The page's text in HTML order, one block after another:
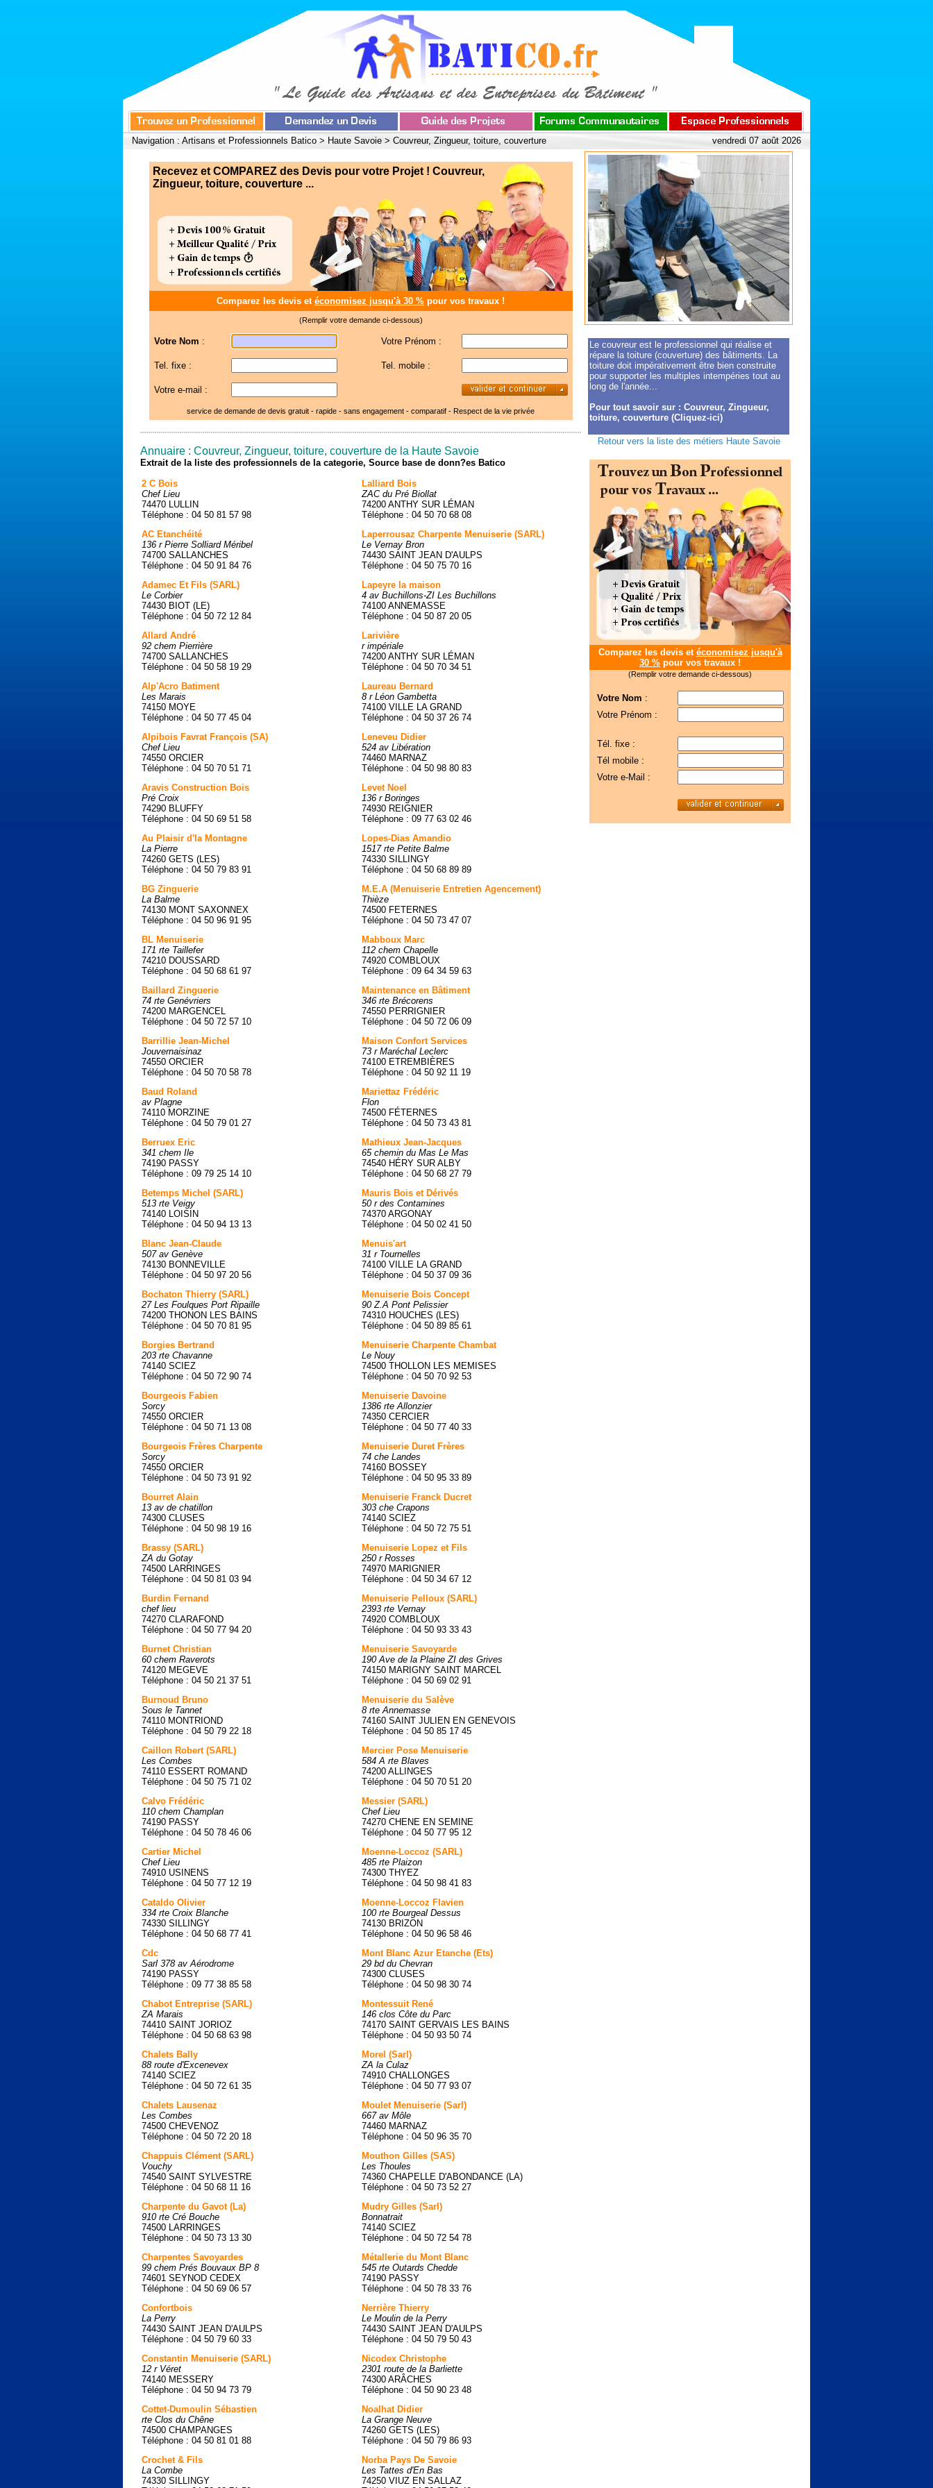
Navigation : Artisans et Professionnels Batico > Haute Savoie > Couvreur, Zingueur, toiture, couverture vendredi 07 août 2026
Recevez et COMPAREZ des Devis pour votre Projet ! Couvreur,
Zingueur, toiture, couverture ...
Comparez les devis et économisez jusqu'à 30 % pour vos travaux !
(Remplir votre demande ci-dessous)
Votre Nom : Votre Prénom :
Tel. fixe : Tel. mobile :
Votre e-mail :
service de demande de devis gratuit - rapide - sans engagement - comparatif - Respect de la vie privée
Annuaire : Couvreur, Zingueur, toiture, couverture de la Haute Savoie
Extrait de la liste des professionnels de la categorie, Source base de donn?es Batico
2 C Bois
Chef Lieu
74470 LULLIN
Téléphone : 04 50 81 57 98
AC Etanchéité
136 r Pierre Solliard Méribel
74700 SALLANCHES
Téléphone : 04 50 91 84 76
Adamec Et Fils (SARL)
Le Corbier
74430 BIOT (LE)
Téléphone : 04 50 72 12 84
Allard André
92 chem Pierrière
74700 SALLANCHES
Téléphone : 04 50 58 19 29
Alp'Acro Batiment
Les Marais
74150 MOYE
Téléphone : 04 50 77 45 04
Alpibois Favrat François (SA)
Chef Lieu
74550 ORCIER
Téléphone : 04 50 70 51 71
Aravis Construction Bois
Pré Croix
74290 BLUFFY
Téléphone : 04 50 69 51 58
Au Plaisir d'la Montagne
La Pierre
74260 GETS (LES)
Téléphone : 04 50 79 83 91
BG Zinguerie
La Balme
74130 MONT SAXONNEX
Téléphone : 04 50 96 91 95
BL Menuiserie
171 rte Taillefer
74210 DOUSSARD
Téléphone : 04 50 68 61 97
Baillard Zinguerie
74 rte Genévriers
74200 MARGENCEL
Téléphone : 04 50 72 57 10
Barrillie Jean-Michel
Jouvernaisinaz
74550 ORCIER
Téléphone : 04 50 70 58 78
Baud Roland
av Plagne
74110 MORZINE
Téléphone : 04 50 79 01 27
Berruex Eric
341 chem Ile
74190 PASSY
Téléphone : 09 79 25 14 10
Betemps Michel (SARL)
513 rte Veigy
74140 LOISIN
Téléphone : 04 50 94 13 13
Blanc Jean-Claude
507 av Genève
74130 BONNEVILLE
Téléphone : 04 50 97 20 56
Bochaton Thierry (SARL)
27 Les Foulques Port Ripaille
74200 THONON LES BAINS
Téléphone : 04 50 70 81 95
Borgies Bertrand
203 rte Chavanne
74140 SCIEZ
Téléphone : 04 50 72 90 74
Bourgeois Fabien
Sorcy
74550 ORCIER
Téléphone : 04 50 71 13 08
Bourgeois Frères Charpente
Sorcy
74550 ORCIER
Téléphone : 04 50 73 91 92
Bourret Alain
13 av de chatillon
74300 CLUSES
Téléphone : 04 50 98 19 16
Brassy (SARL)
ZA du Gotay
74500 LARRINGES
Téléphone : 04 50 81 03 94
Burdin Fernand
chef lieu
74270 CLARAFOND
Téléphone : 04 50 77 94 20
Burnet Christian
60 chem Raverots
74120 MEGEVE
Téléphone : 04 50 21 37 51
Burnoud Bruno
Sous le Tannet
74110 MONTRIOND
Téléphone : 04 50 79 22 18
Caillon Robert (SARL)
Les Combes
74110 ESSERT ROMAND
Téléphone : 04 50 75 71 02
Calvo Frédéric
110 chem Champlan
74190 PASSY
Téléphone : 04 50 78 46 06
Cartier Michel
Chef Lieu
74910 USINENS
Téléphone : 04 50 77 12 19
Cataldo Olivier
334 rte Croix Blanche
74330 SILLINGY
Téléphone : 04 50 68 77 41
Cdc
Sarl 378 av Aérodrome
74190 PASSY
Téléphone : 09 77 38 85 58
Chabot Entreprise (SARL)
ZA Marais
74410 SAINT JORIOZ
Téléphone : 04 50 68 63 98
Chalets Bally
88 route d'Excenevex
74140 SCIEZ
Téléphone : 04 50 72 61 35
Chalets Lausenaz
Les Combes
74500 CHEVENOZ
Téléphone : 04 50 72 20 18
Chappuis Clément (SARL)
Vouchy
74540 SAINT SYLVESTRE
Téléphone : 04 50 68 11 16
Charpente du Gavot (La)
910 rte Cré Bouche
74500 LARRINGES
Téléphone : 04 50 73 13 30
Charpentes Savoyardes
99 chem Prés Bouvaux BP 8
74601 SEYNOD CEDEX
Téléphone : 04 50 69 06 57
Confortbois
La Perry
74430 SAINT JEAN D'AULPS
Téléphone : 04 50 79 60 33
Constantin Menuiserie (SARL)
12 r Véret
74140 MESSERY
Téléphone : 04 50 94 73 79
Cottet-Dumoulin Sébastien
rte Clos du Chêne
74500 CHAMPANGES
Téléphone : 04 50 81 01 88
Crochet & Fils
La Combe
74330 SILLINGY
Lalliard Bois
ZAC du Pré Biollat
74200 ANTHY SUR LÉMAN
Téléphone : 04 50 70 68 08
Laperrousaz Charpente Menuiserie (SARL)
Le Vernay Bron
74430 SAINT JEAN D'AULPS
Téléphone : 04 50 75 70 16
Lapeyre la maison
4 av Buchillons-ZI Les Buchillons
74100 ANNEMASSE
Téléphone : 04 50 87 20 05
Larivière
r impériale
74200 ANTHY SUR LÉMAN
Téléphone : 04 50 70 34 51
Laureau Bernard
8 r Léon Gambetta
74100 VILLE LA GRAND
Téléphone : 04 50 37 26 74
Leneveu Didier
524 av Libération
74460 MARNAZ
Téléphone : 04 50 98 80 83
Levet Noel
136 r Boringes
74930 REIGNIER
Téléphone : 09 77 63 02 46
Lopes-Dias Amandio
1517 rte Petite Balme
74330 SILLINGY
Téléphone : 04 50 68 89 89
M.E.A (Menuiserie Entretien Agencement)
Thièze
74500 FETERNES
Téléphone : 04 50 73 47 07
Mabboux Marc
112 chem Chapelle
74920 COMBLOUX
Téléphone : 09 64 34 59 63
Maintenance en Bâtiment
346 rte Brécorens
74550 PERRIGNIER
Téléphone : 04 50 72 06 09
Maison Confort Services
73 r Maréchal Leclerc
74100 ETREMBIÈRES
Téléphone : 04 50 92 11 19
Mariettaz Frédéric
Flon
74500 FÉTERNES
Téléphone : 04 50 73 43 81
Mathieux Jean-Jacques
65 chemin du Mas Le Mas
74540 HÉRY SUR ALBY
Téléphone : 04 50 68 27 79
Mauris Bois et Dérivés
50 r des Contamines
74370 ARGONAY
Téléphone : 04 50 02 41 50
Menuis'art
31 r Tournelles
74100 VILLE LA GRAND
Téléphone : 04 50 37 09 36
Menuiserie Bois Concept
90 Z.A Pont Pelissier
74310 HOUCHES (LES)
Téléphone : 04 50 89 85 61
Menuiserie Charpente Chambat
Le Nouy
74500 THOLLON LES MEMISES
Téléphone : 04 50 70 92 53
Menuiserie Davoine
1386 rte Allonzier
74350 CERCIER
Téléphone : 04 50 77 40 33
Menuiserie Duret Frères
74 che Landes
74160 BOSSEY
Téléphone : 04 50 95 33 89
Menuiserie Franck Ducret
303 che Crapons
74140 SCIEZ
Téléphone : 04 50 72 75 51
Menuiserie Lopez et Fils
250 r Rosses
74970 MARIGNIER
Téléphone : 04 50 34 67 12
Menuiserie Pelloux (SARL)
2393 rte Vernay
74920 COMBLOUX
Téléphone : 04 50 93 33 43
Menuiserie Savoyarde
190 Ave de la Plaine ZI des Grives
74150 MARIGNY SAINT MARCEL
Téléphone : 04 50 69 02 91
Menuiserie du Salève
8 rte Annemasse
74160 SAINT JULIEN EN GENEVOIS
Téléphone : 04 50 85 17 45
Mercier Pose Menuiserie
584 A rte Blaves
74200 ALLINGES
Téléphone : 04 50 70 51 20
Messier (SARL)
Chef Lieu
74270 CHENE EN SEMINE
Téléphone : 04 50 77 95 12
Moenne-Loccoz (SARL)
485 rte Plaizon
74300 THYEZ
Téléphone : 04 50 98 41 83
Moenne-Loccoz Flavien
100 rte Bourgeal Dessus
74130 BRIZON
Téléphone : 04 50 96 58 46
Mont Blanc Azur Etanche (Ets)
29 bd du Chevran
74300 CLUSES
Téléphone : 04 50 98 30 74
Montessuit René
146 clos Côte du Parc
74170 SAINT GERVAIS LES BAINS
Téléphone : 04 50 93 50 74
Morel (Sarl)
ZA la Culaz
74910 CHALLONGES
Téléphone : 04 50 77 93 07
Moulet Menuiserie (Sarl)
667 av Môle
74460 MARNAZ
Téléphone : 04 50 96 35 70
Mouthon Gilles (SAS)
Les Thoules
74360 CHAPELLE D'ABONDANCE (LA)
Téléphone : 04 50 73 52 27
Mudry Gilles (Sarl)
Bonnatrait
74140 SCIEZ
Téléphone : 04 50 72 54 78
Métallerie du Mont Blanc
545 rte Outards Chedde
74190 PASSY
Téléphone : 04 50 78 33 76
Nerrière Thierry
Le Moulin de la Perry
74430 SAINT JEAN D'AULPS
Téléphone : 04 50 79 50 43
Nicodex Christophe
2301 route de la Barliette
74300 ARÂCHES
Téléphone : 04 50 90 23 48
Noalhat Didier
La Grange Neuve
74260 GETS (LES)
Téléphone : 04 50 79 86 93
Norba Pays De Savoie
Les Tattes d'En Bas
74250 VIUZ EN SALLAZ
Le couvreur est le professionnel qui réalise et
répare la toiture (couverture) des bâtiments. La
toiture doit impérativement être bien construite
pour supporter les multiples intempéries tout au
long de l'année...
Pour tout savoir sur : Couvreur, Zingueur,
toiture, couverture (Cliquez-ici)
Retour vers la liste des métiers Haute Savoie
Comparez les devis et économisez jusqu'à
30 % pour vos travaux !
(Remplir votre demande ci-dessous)
Votre Nom :
Votre Prénom :
Tél. fixe :
Tél mobile :
Votre e-Mail :